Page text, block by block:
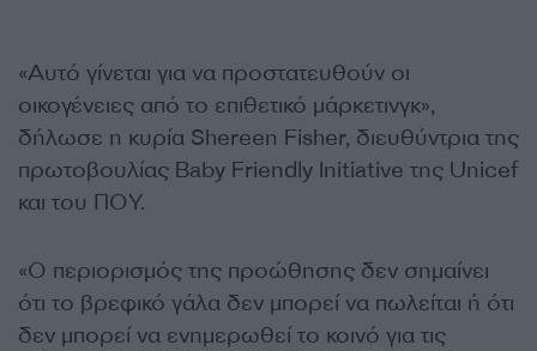
«Αυτό γίνεται για να προστατευθούν οι
οικογένειες από το επιθετικό μάρκετινγκ»,
δήλωσε η κυρία Shereen Fisher, διευθύντρια της
πρωτοβουλίας Baby Friendly Initiative της Unicef
και του ΠΟΥ.
«Ο περιορισμός της προώθησης δεν σημαίνει
ότι το βρεφικό γάλα δεν μπορεί να πωλείται ή ότι
δεν μπορεί να ενημερωθεί το κοινό για τις